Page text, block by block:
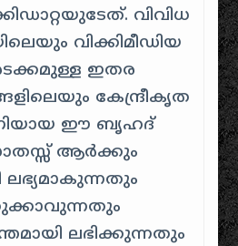
വിവിധ
വിക്കിമീഡിയ
ഇതര
കേന്ദ്രീകൃത
ഈ ബൃഹദ്
ആര്‍ക്കും
ലഭിക്കുന്നതും